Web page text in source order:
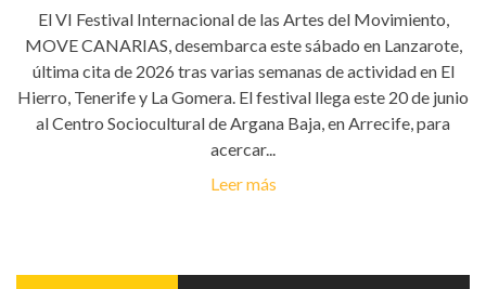
El VI Festival Internacional de las Artes del Movimiento,
MOVE CANARIAS, desembarca este sábado en Lanzarote,
última cita de 2026 tras varias semanas de actividad en El
Hierro, Tenerife y La Gomera. El festival llega este 20 de junio
al Centro Sociocultural de Argana Baja, en Arrecife, para
acercar...
Leer más